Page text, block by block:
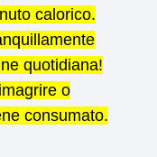
calorico.
quotidiana!
o
consumato.